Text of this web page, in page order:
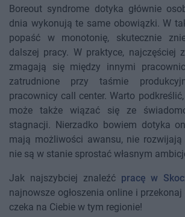
Boreout syndrome dotyka głównie
dnia wykonują te same obowiązki. W
popaść w monotonię, skutecznie
dalszej pracy. W praktyce, najczęściej
zmagają się między innymi
zatrudnione przy taśmie
pracownicy call center. Warto
może także wiązać się ze
stagnacji. Nierzadko bowiem dotyka
mają możliwości awansu, nie
nie są w stanie sprostać własnym
Jak najszybciej znaleźć pracę w
najnowsze ogłoszenia online i
czeka na Ciebie w tym regionie!